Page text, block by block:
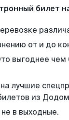
билет
от и до
выгоднее
лучшие
из
в выходные.